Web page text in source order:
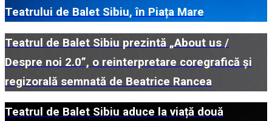
Teatrului de Balet Sibiu, în Piața Mare
Teatrul de Balet Sibiu prezintă „About us /
Despre noi 2.0”, o reinterpretare coregrafică și
regizorală semnată de Beatrice Rancea
Teatrul de Balet Sibiu aduce la viață două